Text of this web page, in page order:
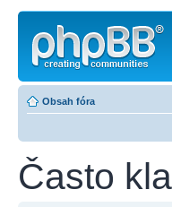
Obsah fóra
Často